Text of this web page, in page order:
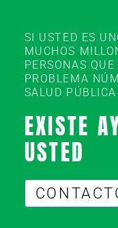
SI USTED ES
MUCHOS
PERSONAS
PROBLEMA
SALUD
EXISTE
USTED